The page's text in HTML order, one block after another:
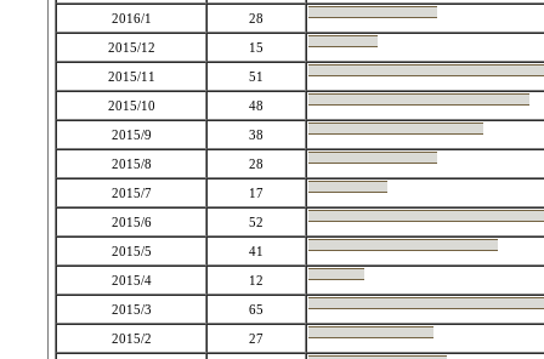
2016/1
28
2015/12
15
2015/11
51
2015/10
48
2015/9
38
2015/8
28
2015/7
17
2015/6
52
2015/5
41
2015/4
12
2015/3
65
2015/2
27